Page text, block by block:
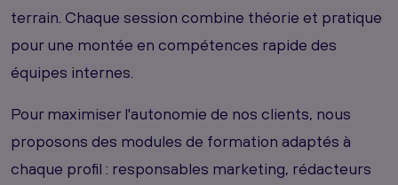
terrain. Chaque session combine théorie et pratique
pour une montée en compétences rapide des
équipes internes.
Pour maximiser l'autonomie de nos clients, nous
proposons des modules de formation adaptés à
chaque profil : responsables marketing, rédacteurs